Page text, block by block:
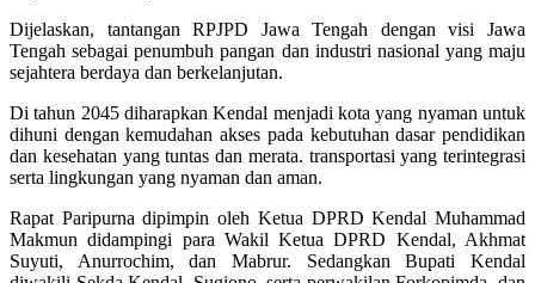
Dijelaskan, tantangan RPJPD Jawa Tengah dengan visi Jawa
Tengah sebagai penumbuh pangan dan industri nasional yang maju
sejahtera berdaya dan berkelanjutan.
Di tahun 2045 diharapkan Kendal menjadi kota yang nyaman untuk
dihuni dengan kemudahan akses pada kebutuhan dasar pendidikan
dan kesehatan yang tuntas dan merata. transportasi yang terintegrasi
serta lingkungan yang nyaman dan aman.
Rapat Paripurna dipimpin oleh Ketua DPRD Kendal Muhammad
Makmun didampingi para Wakil Ketua DPRD Kendal, Akhmat
Suyuti, Anurrochim, dan Mabrur. Sedangkan Bupati Kendal